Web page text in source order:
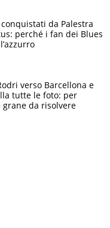
da Palestra
perché i fan dei Blues
verso Barcellona e
tutte le foto: per
da risolvere